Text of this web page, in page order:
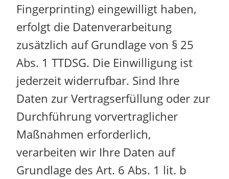
Fingerprinting) eingewilligt haben,
erfolgt die Datenverarbeitung
zusätzlich auf Grundlage von § 25
Abs. 1 TTDSG. Die Einwilligung ist
jederzeit widerrufbar. Sind Ihre
Daten zur Vertragserfüllung oder zur
Durchführung vorvertraglicher
Maßnahmen erforderlich,
verarbeiten wir Ihre Daten auf
Grundlage des Art. 6 Abs. 1 lit. b